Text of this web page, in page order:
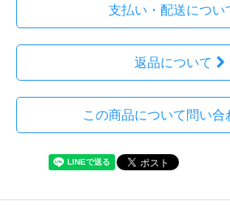
支払い・配送につい
返品について
この商品について問い合